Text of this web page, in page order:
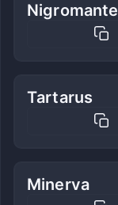
Nigromante
Tartarus
Minerva